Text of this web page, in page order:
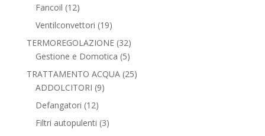
Fancoil 1212
prodotti
Ventilconvettori 1919
prodotti
TERMOREGOLAZIONE 3232
prodotti
Gestione e Domotica 55
prodotti
TRATTAMENTO ACQUA 2525
ADDOLCITORI 99
Defangatori 1212
prodotti
Filtri autopulenti 33